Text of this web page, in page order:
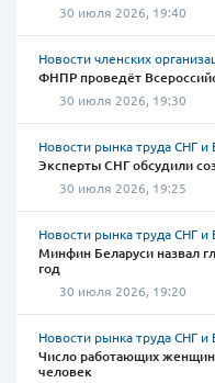
30 июля 2026, 19:40
Новости членских
ФНПР проведёт
30 июля 2026, 19:30
Новости рынка труда СНГ и
Эксперты СНГ обсудили
30 июля 2026, 19:25
Новости рынка труда СНГ и
Минфин Беларуси назвал
год
30 июля 2026, 19:20
Новости рынка труда СНГ и
Число работающих женщин
человек